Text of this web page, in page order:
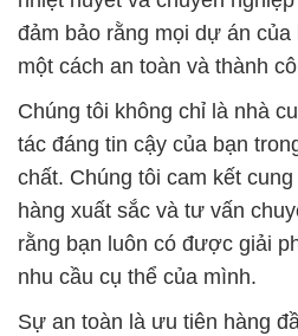
đảm bảo rằng mọi dự án
một cách an toàn và thành
Chúng tôi không chỉ là nhà
tác đáng tin cậy của bạn
chất. Chúng tôi cam kết
hàng xuất sắc và tư vấn
rằng bạn luôn có được giải
nhu cầu cụ thể của mình.
Sự an toàn là ưu tiên hàng